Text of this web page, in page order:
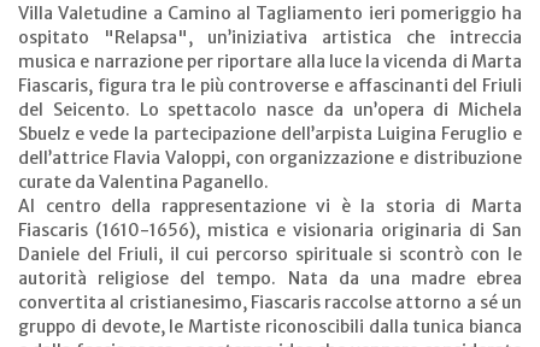
Villa Valetudine a Camino al Tagliamento ieri pomeriggio ha
ospitato "Relapsa", un’iniziativa artistica che intreccia
musica e narrazione per riportare alla luce la vicenda di Marta
Fiascaris, figura tra le più controverse e affascinanti del Friuli
del Seicento. Lo spettacolo nasce da un’opera di Michela
Sbuelz e vede la partecipazione dell’arpista Luigina Feruglio e
dell’attrice Flavia Valoppi, con organizzazione e distribuzione
curate da Valentina Paganello.
Al centro della rappresentazione vi è la storia di Marta
Fiascaris (1610-1656), mistica e visionaria originaria di San
Daniele del Friuli, il cui percorso spirituale si scontrò con le
autorità religiose del tempo. Nata da una madre ebrea
convertita al cristianesimo, Fiascaris raccolse attorno a sé un
gruppo di devote, le Martiste riconoscibili dalla tunica bianca